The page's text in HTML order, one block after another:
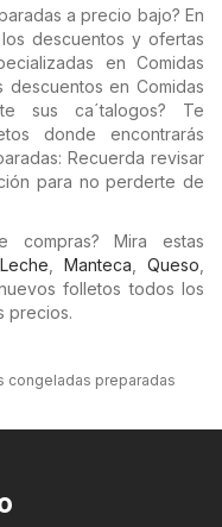
a precio bajo? En
descuentos y ofertas
en Comidas
descuentos en Comidas
sus ca´talogos? Te
donde encontrarás
Recuerda revisar
para no perderte de
compras? Mira estas
Leche Manteca ,Queso
folletos todos los
precios.
congeladas preparadas